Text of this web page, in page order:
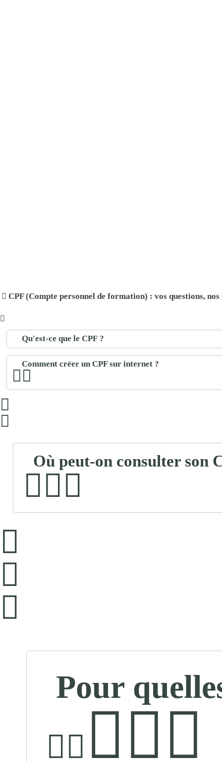
CPF (Compte personnel de formation) : vos questions, nos
Qu'est-ce que le CPF ?
Comment créer un CPF sur internet ?
Où peut-on consulter son
Pour